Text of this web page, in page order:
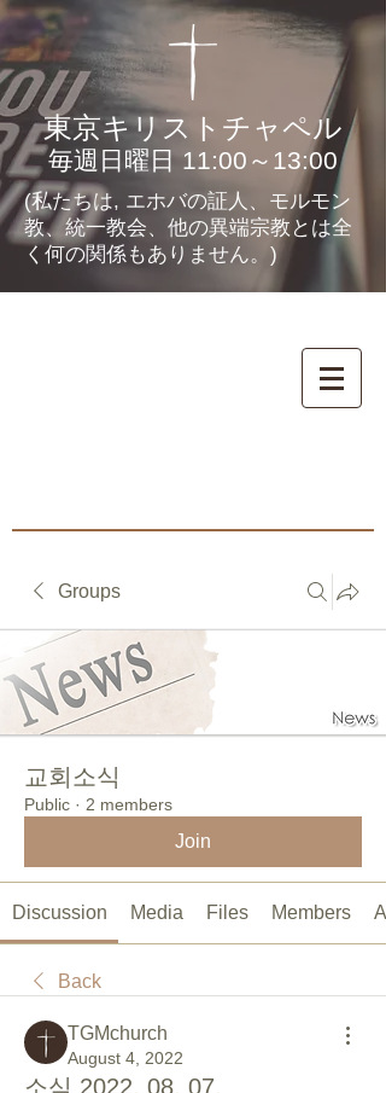
東京キリストチャペル
毎週日曜日 11:00～13:00
(私たちは, エホバの証人、モルモン
教、統一教会、他の異端宗教とは全
く何の関係もありません。)
Groups
교회소식
Public · 2 members
Join
Discussion Media Files Members
Back
TGMchurch
August 4, 2022
소식 2022. 08. 07.